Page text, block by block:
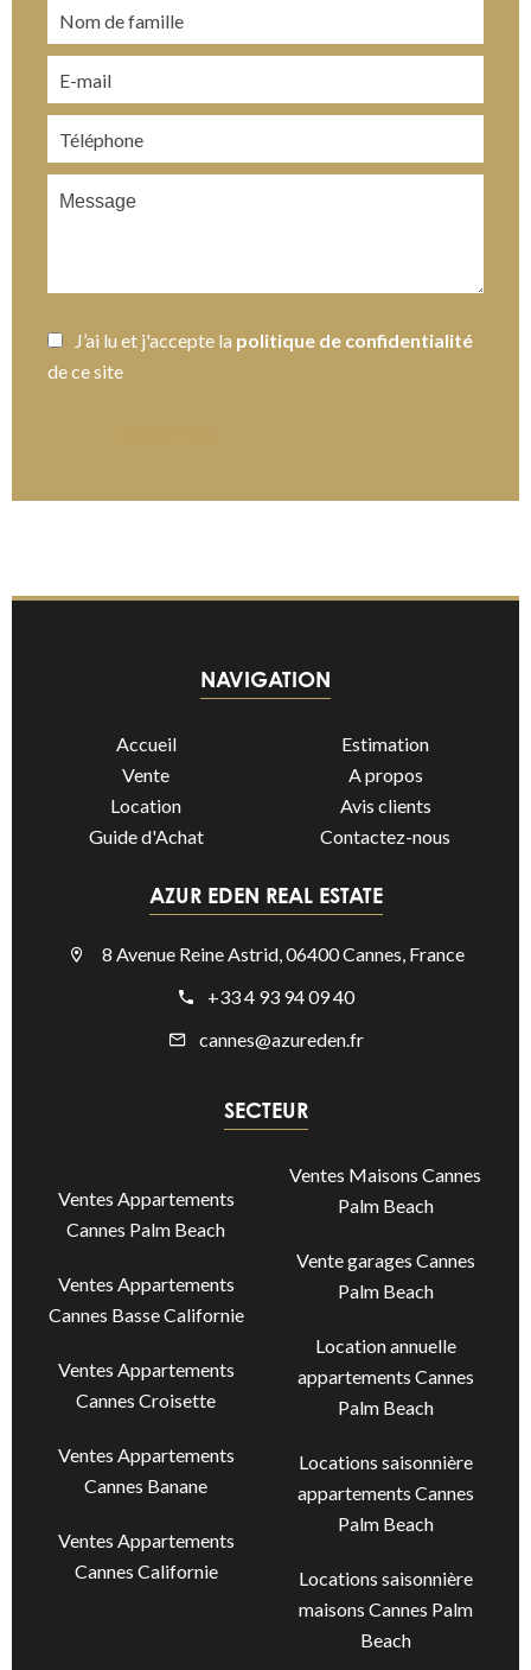
J’ai lu et j'accepte la politique de confidentialité
de ce site
NAVIGATION
Accueil
Vente
Location
Guide d'Achat
Estimation
A propos
Avis clients
Contactez-nous
AZUR EDEN REAL ESTATE
8 Avenue Reine Astrid, 06400 Cannes, France
+33 4 93 94 09 40
cannes@azureden.fr
SECTEUR
Ventes Appartements
Cannes Palm Beach
Ventes Appartements
Cannes Basse Californie
Ventes Appartements
Cannes Croisette
Ventes Appartements
Cannes Banane
Ventes Appartements
Cannes Californie
Ventes Maisons Cannes
Palm Beach
Vente garages Cannes
Palm Beach
Location annuelle
appartements Cannes
Palm Beach
Locations saisonnière
appartements Cannes
Palm Beach
Locations saisonnière
maisons Cannes Palm
Beach